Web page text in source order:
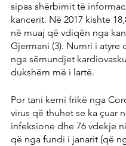
sipas shërbimit të
kancerit. Në 2017 kishte
në muaj që vdiqën nga
Gjermani (3). Numri i atyre
nga sëmundjet
dukshëm më i lartë.
Por tani kemi frikë nga
virus që thuhet se ka çuar
infeksione dhe 76 vdekje
që nga fundi i janarit (që